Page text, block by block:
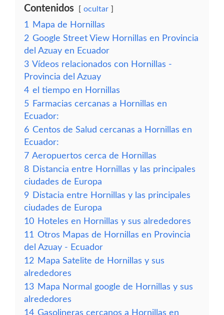
Contenidos ocultar
1
Mapa de Hornillas
2 Google Street View Hornillas en Provincia
del Azuay en Ecuador
3 Vídeos relacionados con Hornillas -
Provincia del Azuay
4 el tiempo en Hornillas
5 Farmacias cercanas a Hornillas en
Ecuador:
6 Centos de Salud cercanas a Hornillas en
Ecuador:
7 Aeropuertos cerca de Hornillas
8 Distancia entre Hornillas y las principales
ciudades de Europa
9 Distacia entre Hornillas y las principales
ciudades de Europa
10 Hoteles en Hornillas y sus alrededores
11 Otros Mapas de Hornillas en Provincia
del Azuay - Ecuador
12 Mapa Satelite de Hornillas y sus
alrededores
13 Mapa Normal google de Hornillas y sus
alrededores
14 Gasolineras cercanos a Hornillas en